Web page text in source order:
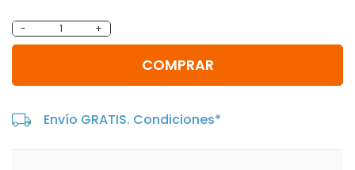
- +
COMPRAR
Envío GRATIS. Condiciones*